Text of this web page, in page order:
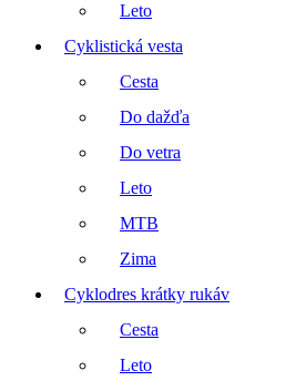
Leto
Cyklistická vesta
Cesta
Do dažďa
Do vetra
Leto
MTB
Zima
Cyklodres krátky rukáv
Cesta
Leto